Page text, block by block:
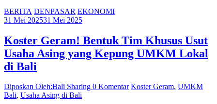
BERITA DENPASAR EKONOMI
31 Mei 202531 Mei 2025
Koster Geram! Bentuk Tim Khusus Usut
Usaha Asing yang Kepung UMKM Lokal
di Bali
Diposkan Oleh:Bali Sharing 0 Komentar Koster Geram, UMKM
Bali, Usaha Asing di Bali